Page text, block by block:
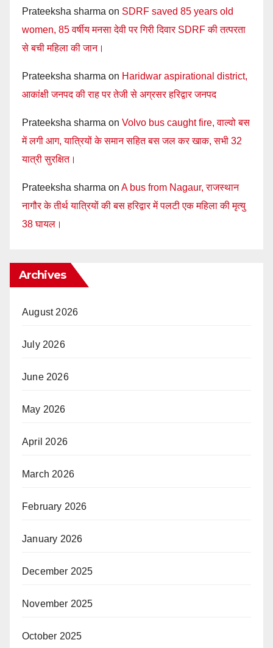
Prateeksha sharma on SDRF saved 85 years old
women, 85 वर्षीय मनसा देवी पर गिरी दिवार SDRF की तत्परता
से बची महिला की जान।
Prateeksha sharma on Haridwar aspirational district,
आकांक्षी जनपद की राह पर तेजी से अग्रसर हरिद्वार जनपद
Prateeksha sharma on Volvo bus caught fire, वाल्वो बस
में लगी आग, यात्रियों के समान सहित बस जल कर खाक, सभी 32
यात्री सुरक्षित।
Prateeksha sharma on A bus from Nagaur, राजस्थान
नागौर के तीर्थ यात्रियों की बस हरिद्वार में पलटी एक महिला की मृत्यु
38 घायल।
Archives
August 2026
July 2026
June 2026
May 2026
April 2026
March 2026
February 2026
January 2026
December 2025
November 2025
October 2025